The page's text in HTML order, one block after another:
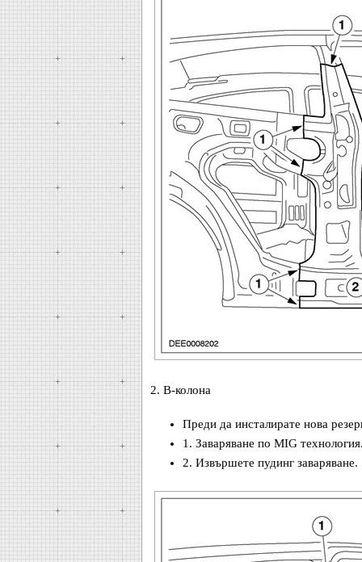
2. В-колона
Преди да инсталирате нова
1. Заваряване по MIG
2. Извършете пудинг заваряване.